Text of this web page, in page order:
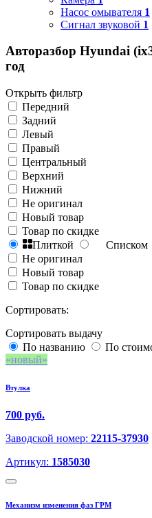
Насос омывателя 1
Сигнал звуковой 1
Авторазбор Hyundai
год
Открыть фильтр
Передний
Задний
Левый
Правый
Центральный
Верхний
Нижний
Не оригинал
Новый товар
Товар по скидке
Плиткой
Списком
Не оригинал
Новый товар
Товар по скидке
Сортировать:
Сортировать выдачу
По названию
По
новый
Втулка
700 руб.
Заводской номер: 22115-37930
Артикул: 1585030
Механизм изменения фаз ГРМ